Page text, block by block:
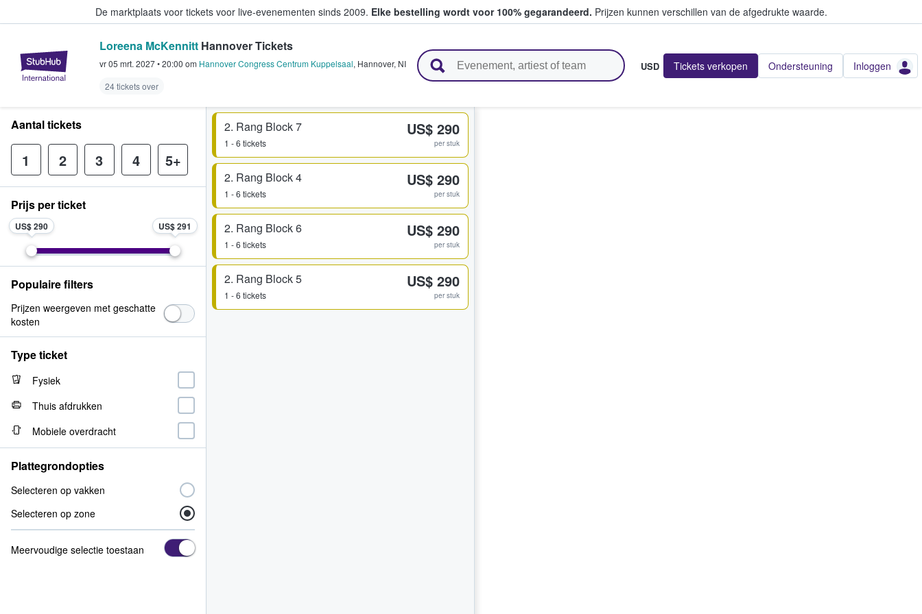
De marktplaats voor tickets voor live-evenementen sinds 2009. Elke bestelling wordt voor 100% gegarandeerd. Prijzen kunnen verschillen van de afgedrukte waarde.
StubHub: waar fans tickets kopen en verkopen
Loreena McKennitt Hannover Tickets
vr 05 mrt. 2027•20:00 om Hannover Congress Centrum Kuppelsaal, Hannover, NI
24 tickets over
USD Tickets verkopen Ondersteuning Inloggen
2. Rang Block 7
1 - 6 tickets
US$ 290
per stuk
2. Rang Block 4
1 - 6 tickets
US$ 290
per stuk
2. Rang Block 6
1 - 6 tickets
US$ 290
per stuk
2. Rang Block 5
1 - 6 tickets
US$ 290
per stuk
Aantal tickets
1 2 3 4 5+
Prijs per ticket
US$ 290 US$ 291
Populaire filters
Prijzen weergeven met geschatte
kosten
Type ticket
Fysiek
Thuis afdrukken
Mobiele overdracht
Plattegrondopties
Selecteren op vakken
Selecteren op zone
Meervoudige selectie toestaan